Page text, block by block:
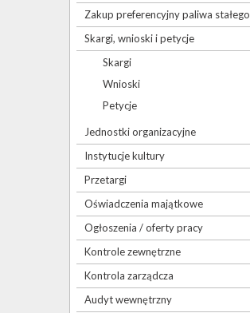
Zakup preferencyjny paliwa stałego
Skargi, wnioski i petycje
Skargi
Wnioski
Petycje
Jednostki organizacyjne
Instytucje kultury
Przetargi
Oświadczenia majątkowe
Ogłoszenia / oferty pracy
Kontrole zewnętrzne
Kontrola zarządcza
Audyt wewnętrzny